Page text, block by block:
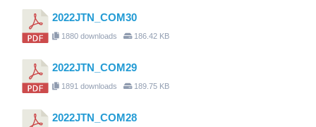
2022JTN_COM30
1880 downloads 186.42 KB
2022JTN_COM29
1891 downloads 189.75 KB
2022JTN_COM28